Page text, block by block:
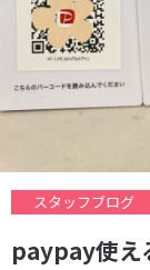
スタッフブログ
paypay使え